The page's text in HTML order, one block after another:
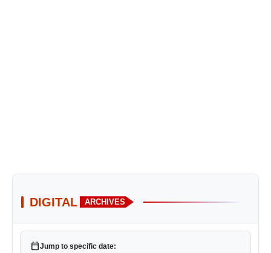
DIGITAL ARCHIVES
calendar_todayJump to specific date: